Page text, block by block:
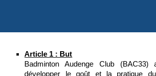
Article 1 : But
Badminton Audenge Club
développer le goût et la pratique